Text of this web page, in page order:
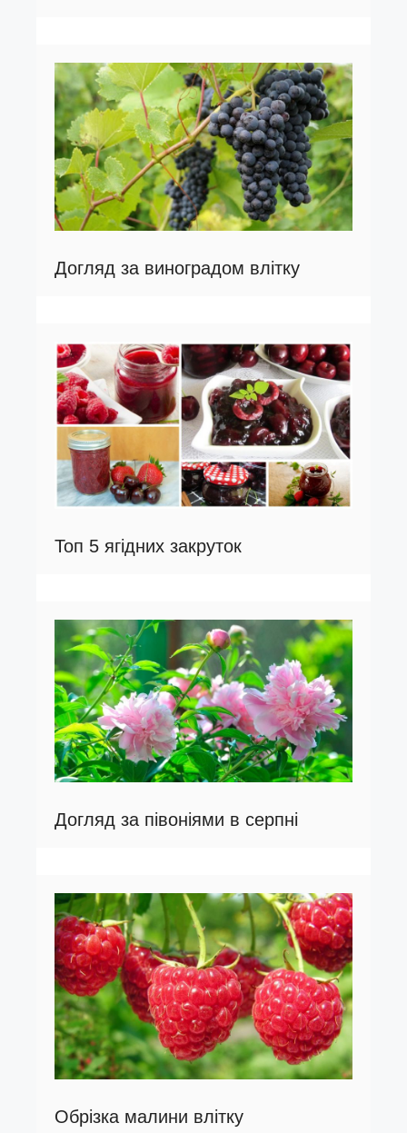
Догляд за виноградом влітку
Топ 5 ягідних закруток
Догляд за півоніями в серпні
Обрізка малини влітку